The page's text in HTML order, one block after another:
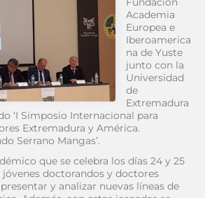
Academia
Europea e
Iberoamerica
na de Yuste
junto con la
Universidad
de
Extremadura
‘I Simposio Internacional para
Extremadura y América.
Serrano Mangas’.
que se celebra los días 24 y 25
doctorandos y doctores
y analizar nuevas líneas de